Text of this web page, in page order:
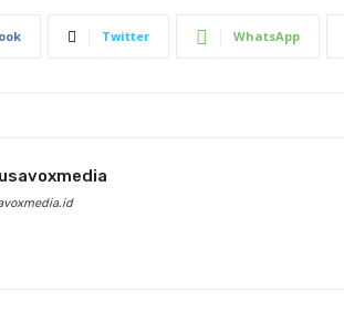
Twitter WhatsApp